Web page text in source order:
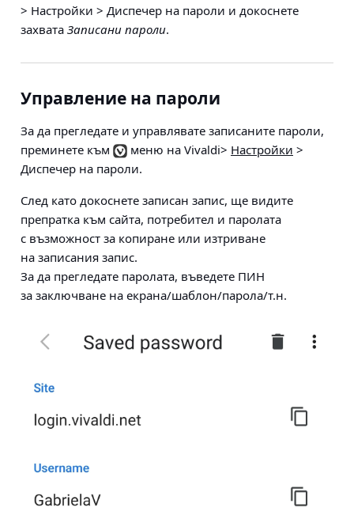
> Настройки > Диспечер на пароли и докоснете
захвата Записани пароли.
Управление на пароли
За да прегледате и управлявате записаните пароли,
преминете към
меню на Vivaldi> Настройки >
Диспечер на пароли.
След като докоснете записан запис, ще видите
препратка към сайта, потребител и паролата
с възможност за копиране или изтриване
на записания запис.
За да прегледате паролата, въведете ПИН
за заключване на екрана/шаблон/парола/т.н.